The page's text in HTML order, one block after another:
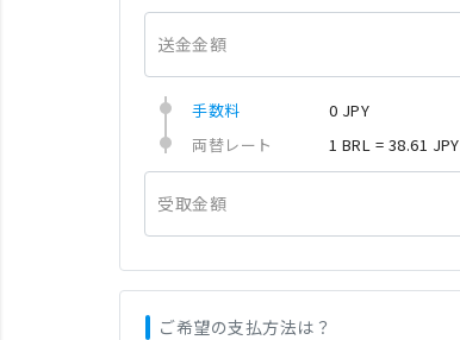
送金金額
手数料
0 JPY
両替レート
1 BRL = 38.61 JPY
受取金額
ご希望の支払方法は？